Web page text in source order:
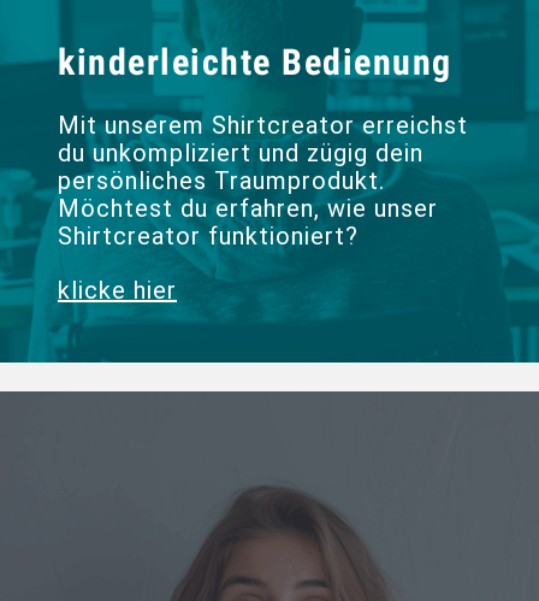
kinderleichte Bedienung
Mit unserem Shirtcreator erreichst
du unkompliziert und zügig dein
persönliches Traumprodukt.
Möchtest du erfahren, wie unser
Shirtcreator funktioniert?
klicke hier